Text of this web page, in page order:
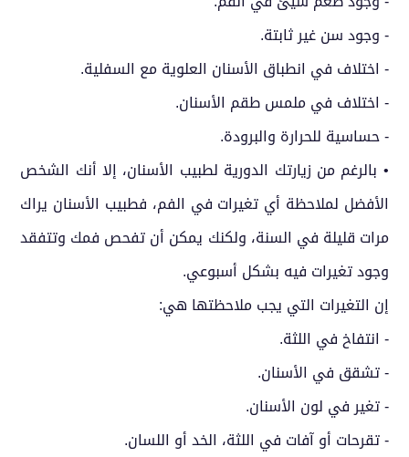
- وجود سن غير ثابتة.
- اختلاف في انطباق الأسنان العلوية مع السفلية.
- اختلاف في ملمس طقم الأسنان.
- حساسية للحرارة والبرودة.
• بالرغم من زيارتك الدورية لطبيب الأسنان، إلا أنك الشخص
الأفضل لملاحظة أي تغيرات في الفم، فطبيب الأسنان يراك
مرات قليلة في السنة، ولكنك يمكن أن تفحص فمك وتتفقد
وجود تغيرات فيه بشكل أسبوعي.
إن التغيرات التي يجب ملاحظتها هي:
- انتفاخ في اللثة.
- تشقق في الأسنان.
- تغير في لون الأسنان.
- تقرحات أو آفات في اللثة، الخد أو اللسان.